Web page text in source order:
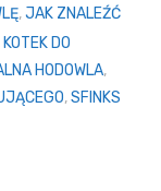
,JAK ZNALEŹĆ
KOTEK DO
HODOWLA,
,SFINKS